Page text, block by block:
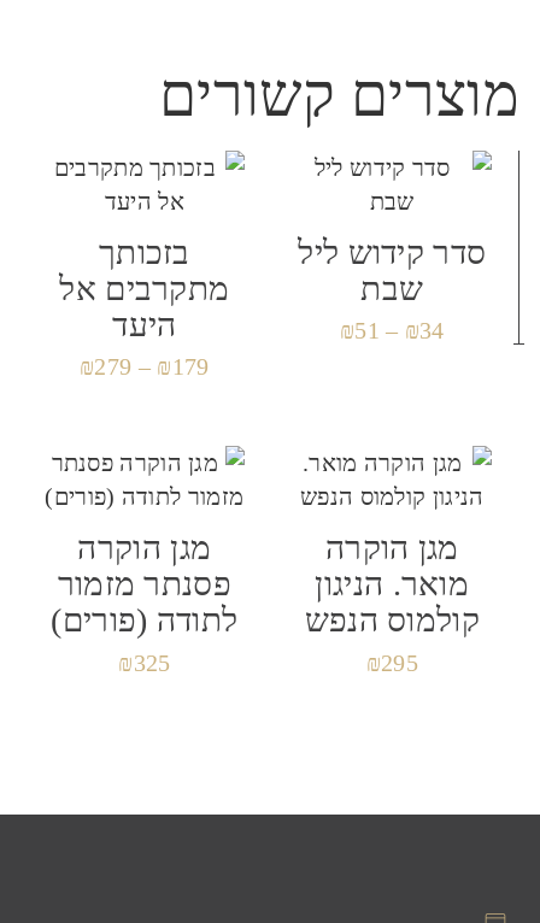
הביקורת שלך*
שם *
שמור בדפדפן זה את השם, האימייל והאתר שלי
לפעם הבאה שאגיב.
מוצרים קשורים
סדר קידוש ליל
שבת
₪34
–
₪51
בזכותך
מתקרבים אל
היעד
₪179
–
₪279
מגן הוקרה
מואר. הניגון
קולמוס הנפש
₪295
מגן הוקרה
פסנתר מזמור
לתודה (פורים)
₪325